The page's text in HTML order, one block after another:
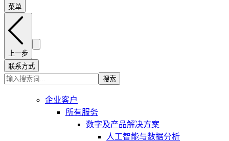
菜单
上一步
联系方式
搜索
企业客户
所有服务
数字及产品解决方案
人工智能与数据分析